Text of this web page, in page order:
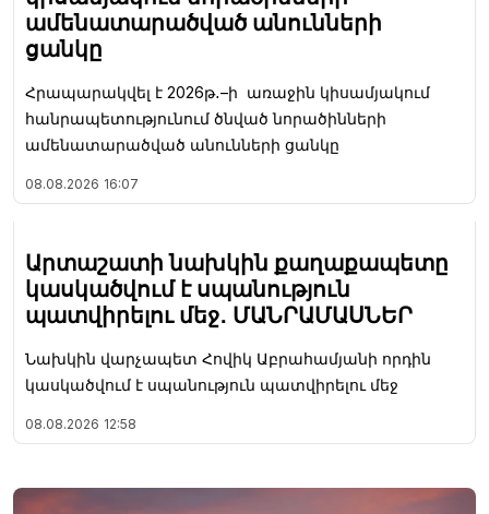
ամենատարածված անունների
ցանկը
Հրապարակվել է 2026թ․–ի առաջին կիսամյակում
հանրապետությունում ծնված նորածինների
ամենատարածված անունների ցանկը
08.08.2026 16:07
Արտաշատի նախկին քաղաքապետը
կասկածվում է սպանություն
պատվիրելու մեջ․ ՄԱՆՐԱՄԱՍՆԵՐ
Նախկին վարչապետ Հովիկ Աբրահամյանի որդին
կասկածվում է սպանություն պատվիրելու մեջ
08.08.2026 12:58